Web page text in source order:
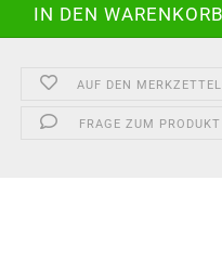
AUF DEN MERKZETTEL
FRAGE ZUM PRODUKT